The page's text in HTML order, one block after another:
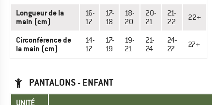
Longueur de la
main (cm)
16-
17
17-
18
18-
20
20-
21
21-
22
22+
Circonférence de
la main (cm)
14-
17
17-
19
19-
21
21-
24
24-
27
27+
PANTALONS - ENFANT
UNITÉ